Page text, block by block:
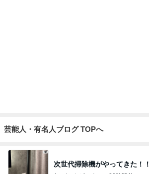
芸能人・有名人ブログ TOPへ
次世代掃除機がやってきた！！